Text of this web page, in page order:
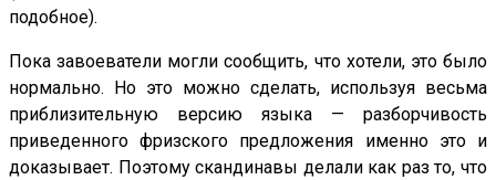
подобное).
Пока завоеватели могли сообщить, что хотели, это было
нормально. Но это можно сделать, используя весьма
приблизительную версию языка — разборчивость
приведенного фризского предложения именно это и
доказывает. Поэтому скандинавы делали как раз то, что